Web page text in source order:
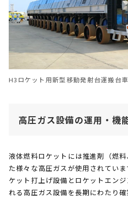
H3ロケット用新型移動発射台運搬台車
高圧ガス設備の運用・機
液体燃料ロケットには推進剤（燃
た様々な高圧ガスが使用されてい
ケット打上げ設備とロケットエン
れる高圧ガス設備を長期にわたり